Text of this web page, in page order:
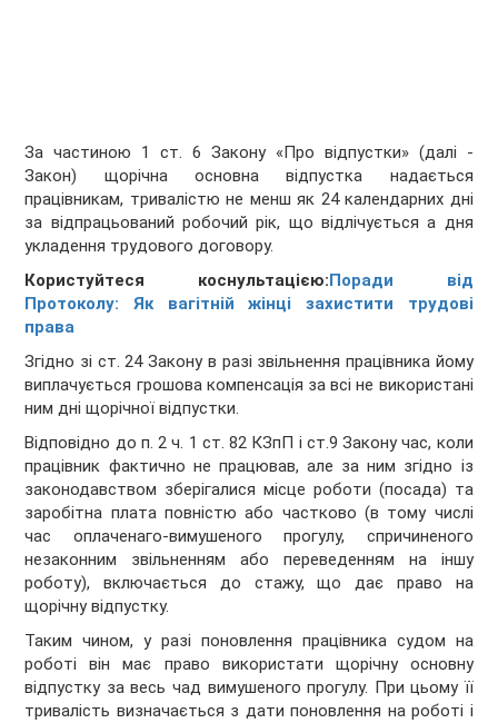
За частиною 1 ст. 6 Закону «Про відпустки» (далi -
Закон) щорiчна основна вiдпустка надається
працiвникам, тривалiстю не менш як 24 календарних днi
за вiдпрацьований робочий рiк, що вiдлiчується а дня
укладення трудового договору.
Користуйтеся коснультацією:Поради від
Протоколу: Як вагітній жінці захистити трудові
права
Згiдно зi ст. 24 Закону в разi звiльнення працiвника йому
виплачується грошова компенсацiя за всi не використанi
ним днi щорiчної вiдпустки.
Вiдповiдно до п. 2 ч. 1 ст. 82 КЗпП і ст.9 Закону час, коли
працiвник фактично не працював, але за ним згiдно iз
законодавством зберiгалися мiсце роботи (посада) та
заробiтна плата повнiстю або частково (в тому числi
час оплаченаго-вимушеного прогулу, спричиненого
незаконним звiльненням або переведенням на iншу
роботу), включається до стажу, що дає право на
щорiчну вiдпустку.
Таким чином, у разi поновлення працiвника судом на
роботi вiн має право використати щорiчну основну
вiдпустку за весь чад вимушеного прогулу. При цьому її
тривалiсть визначається з дати поновлення на роботi i